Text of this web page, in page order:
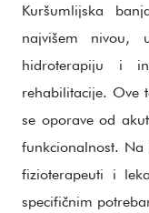
Kuršumlijska
najvišem nivou,
hidroterapiju i
rehabilitacije. Ove
se oporave od
funkcionalnost.
fizioterapeuti i
specifičnim